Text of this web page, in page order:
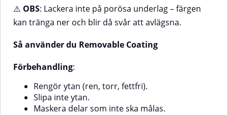
Removable Coating i orange får
du en vädertålig, stilren och
avtagbar finish – ett flexibelt sätt
en vädertålig, stilren och
avtagbar finish – ett flexibelt sätt
att uppdatera fordonets detaljer.
⚠️ OBS: Lackera inte på porösa underlag – färgen
kan tränga ner och blir då svår att avlägsna.
Så använder du Removable Coating
Förbehandling:
Rengör ytan (ren, torr, fettfri).
Slipa inte ytan.
Maskera delar som inte ska målas.